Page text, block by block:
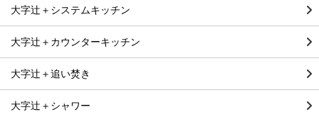
大字辻＋システムキッチン
大字辻＋カウンターキッチン
大字辻＋追い焚き
大字辻＋シャワー